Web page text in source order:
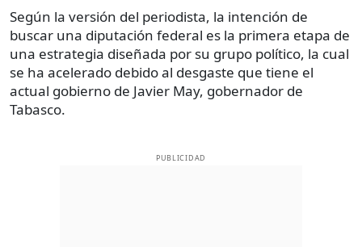
Según la versión del periodista, la intención de
buscar una diputación federal es la primera etapa de
una estrategia diseñada por su grupo político, la cual
se ha acelerado debido al desgaste que tiene el
actual gobierno de Javier May, gobernador de
Tabasco.
PUBLICIDAD